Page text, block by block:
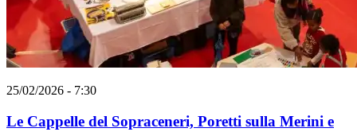
25/02/2026 - 7:30
Le Cappelle del Sopraceneri, Poretti sulla Merini e